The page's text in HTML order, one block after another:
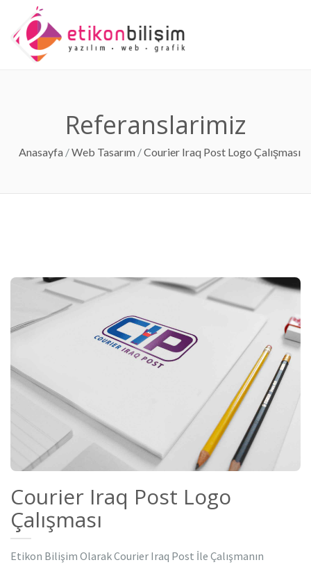
Referanslarimiz
Anasayfa /Web Tasarım /Courier Iraq Post Logo Çalışması
Courier Iraq Post Logo
Çalışması
Etikon Bilişim Olarak Courier Iraq Post İle Çalışmanın